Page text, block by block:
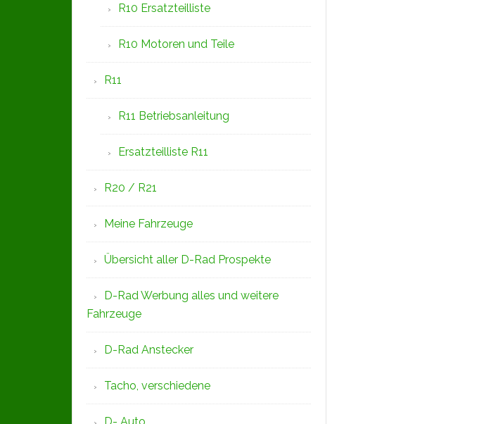
R10 Ersatzteilliste
R10 Motoren und Teile
R11
R11 Betriebsanleitung
Ersatzteilliste R11
R20 / R21
Meine Fahrzeuge
Übersicht aller D-Rad Prospekte
D-Rad Werbung alles und weitere
Fahrzeuge
D-Rad Anstecker
Tacho, verschiedene